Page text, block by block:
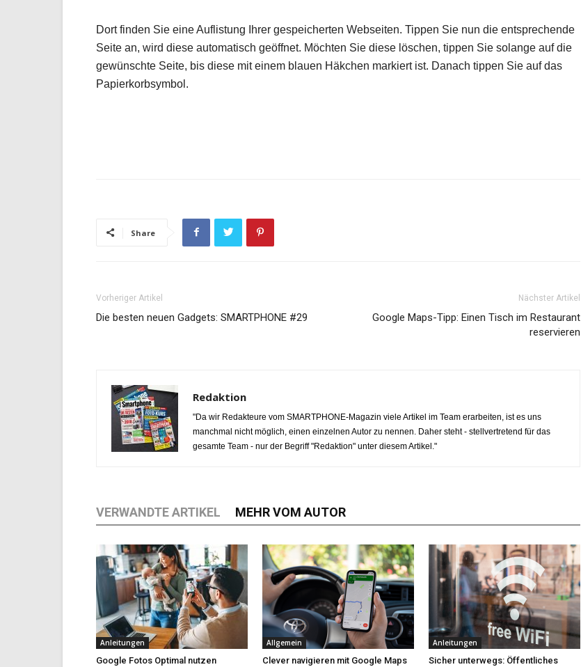
Dort finden Sie eine Auflistung Ihrer gespeicherten Webseiten. Tippen Sie nun die entsprechende
Seite an, wird diese automatisch geöffnet. Möchten Sie diese löschen, tippen Sie solange auf die
gewünschte Seite, bis diese mit einem blauen Häkchen markiert ist. Danach tippen Sie auf das
Papierkorbsymbol.
Share
Vorheriger Artikel
Die besten neuen Gadgets: SMARTPHONE #29
Nächster Artikel
Google Maps-Tipp: Einen Tisch im Restaurant
reservieren
Redaktion
"Da wir Redakteure vom SMARTPHONE-Magazin viele Artikel im Team erarbeiten, ist es uns
manchmal nicht möglich, einen einzelnen Autor zu nennen. Daher steht - stellvertretend für das
gesamte Team - nur der Begriff "Redaktion" unter diesem Artikel."
VERWANDTE ARTIKEL MEHR VOM AUTOR
Anleitungen
Google Fotos Optimal nutzen
Allgemein
Clever navigieren mit Google Maps
Anleitungen
Sicher unterwegs: Öffentliches